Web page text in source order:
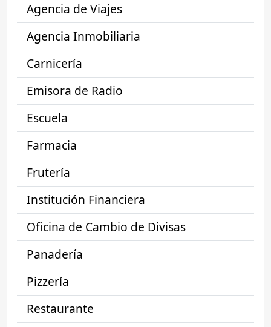
Agencia de Viajes
Agencia Inmobiliaria
Carnicería
Emisora de Radio
Escuela
Farmacia
Frutería
Institución Financiera
Oficina de Cambio de Divisas
Panadería
Pizzería
Restaurante